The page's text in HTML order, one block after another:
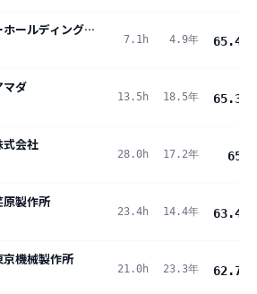
セガサミーホールディングス株式会社
7.1h 4.9年 65.4
マダ
13.5h 18.5年 65.3
式会社
28.0h 17.2年 65
製作所
23.4h 14.4年 63.4
機械製作所
21.0h 23.3年 62.7